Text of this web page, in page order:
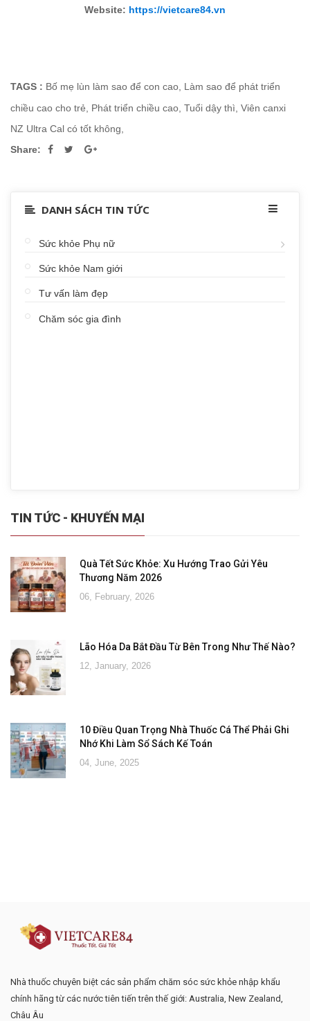
Website: https://vietcare84.vn
TAGS : Bố mẹ lùn làm sao để con cao Làm sao để phát triển
chiều cao cho trẻ
Phát triển chiều cao Tuổi dậy thì Viên canxi
NZ Ultra Cal có tốt không
Share:
DANH SÁCH TIN TỨC
Sức khỏe Phụ nữ
Sức khỏe Nam giới
Tư vấn làm đẹp
Chăm sóc gia đình
TIN TỨC - KHUYẾN MẠI
Quà Tết Sức Khỏe: Xu Hướng Trao Gửi Yêu
Thương Năm 2026
06, February, 2026
Lão Hóa Da Bắt Đầu Từ Bên Trong Như Thế Nào?
12, January, 2026
10 Điều Quan Trọng Nhà Thuốc Cá Thể Phải Ghi
Nhớ Khi Làm Sổ Sách Kế Toán
04, June, 2025
Nhà thuốc chuyên biệt các sản phẩm chăm sóc sức khỏe nhập khẩu
chính hãng từ các nước tiên tiến trên thế giới: Australia, New Zealand,
Châu Âu